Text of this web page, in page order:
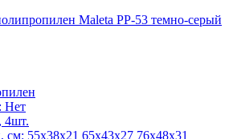
Maleta PP-53 темно-серый
Нет
4шт.
см: 55х38х21 65х43х27 76х48х31